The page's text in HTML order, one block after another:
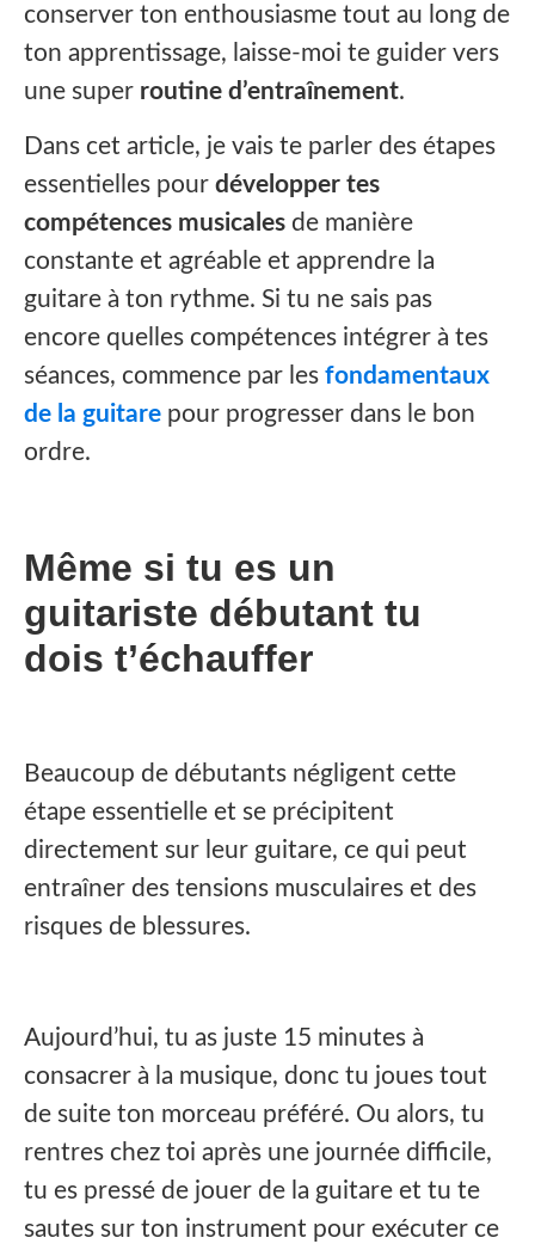
conserver ton enthousiasme tout au long de
ton apprentissage, laisse-moi te guider vers
une super routine d’entraînement.
Dans cet article, je vais te parler des étapes
essentielles pour développer tes
compétences musicales de manière
constante et agréable et apprendre la
guitare à ton rythme. Si tu ne sais pas
encore quelles compétences intégrer à tes
séances, commence par les fondamentaux
de la guitare pour progresser dans le bon
ordre.
Même si tu es un
guitariste débutant tu
dois t’échauffer
Beaucoup de débutants négligent cette
étape essentielle et se précipitent
directement sur leur guitare, ce qui peut
entraîner des tensions musculaires et des
risques de blessures.
Aujourd’hui, tu as juste 15 minutes à
consacrer à la musique, donc tu joues tout
de suite ton morceau préféré. Ou alors, tu
rentres chez toi après une journée difficile,
tu es pressé de jouer de la guitare et tu te
sautes sur ton instrument pour exécuter ce